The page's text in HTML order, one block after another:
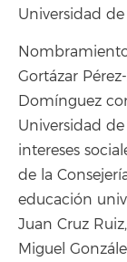
Universidad de
Gortázar
Domínguez
Universidad
intereses
de la
educación
Juan Cruz
Miguel